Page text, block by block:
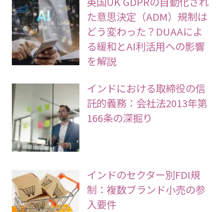
た意思決定（ADM）規制は
どう変わった？DUAAによ
る緩和とAI利活用への影響
を解説
インドにおける取締役の信
託的義務：会社法2013年第
166条の深掘り
インドのセクター別FDI規
制：複数ブランド小売の参
入要件